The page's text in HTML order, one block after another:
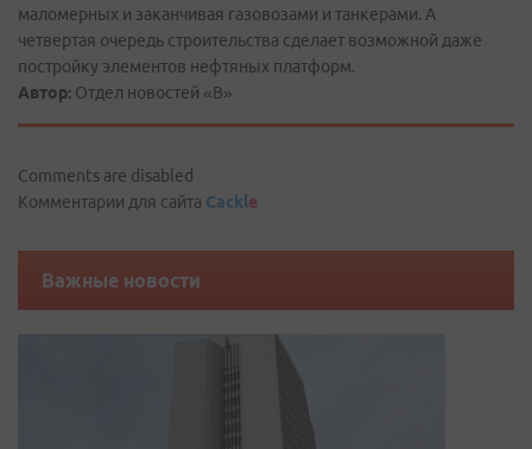
маломерных и заканчивая газовозами и танкерами. А
четвертая очередь строительства сделает возможной даже
постройку элементов нефтяных платформ.
Автор: Отдел новостей «В»
Comments are disabled
Комментарии для сайта Cackle
Важные новости